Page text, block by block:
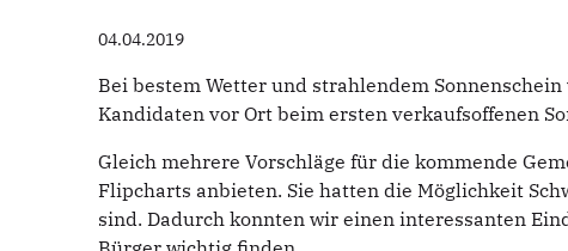
04.04.2019
Bei bestem Wetter und strahlendem
Kandidaten vor Ort beim ersten verkaufsoffenen
Gleich mehrere Vorschläge für die kommende
Flipcharts anbieten. Sie hatten die Möglichkeit
sind. Dadurch konnten wir einen interessanten